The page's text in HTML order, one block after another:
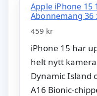
Apple iPhone 15
Abonnemang 36
459 kr
iPhone 15 har
helt nytt
Dynamic Island
A16 Bionic-